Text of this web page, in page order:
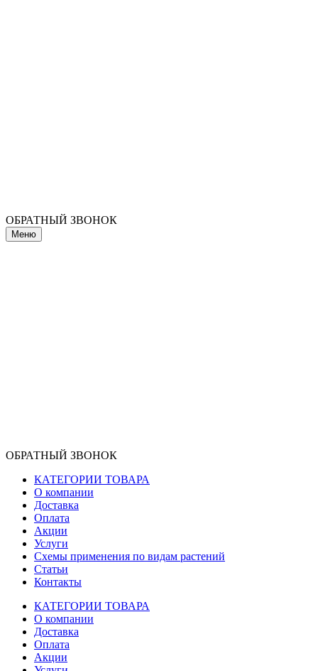
ОБРАТНЫЙ ЗВОНОК
Меню
ОБРАТНЫЙ ЗВОНОК
КАТЕГОРИИ ТОВАРА
О компании
Доставка
Оплата
Акции
Услуги
Схемы применения по видам растений
Статьи
Контакты
КАТЕГОРИИ ТОВАРА
О компании
Доставка
Оплата
Акции